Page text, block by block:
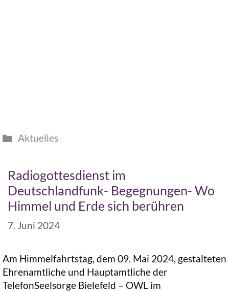
Aktuelles
Radiogottesdienst im
Deutschlandfunk- Begegnungen- Wo
Himmel und Erde sich berühren
7. Juni 2024
Am Himmelfahrtstag, dem 09. Mai 2024, gestalteten
Ehrenamtliche und Hauptamtliche der
TelefonSeelsorge Bielefeld – OWL im